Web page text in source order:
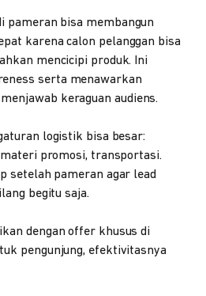
pameran bisa membangun
karena calon pelanggan bisa
mencicipi produk. Ini
serta menawarkan
keraguan audiens.
logistik bisa besar:
promosi, transportasi.
setelah pameran agar lead
begitu saja.
dengan offer khusus di
pengunjung, efektivitasnya